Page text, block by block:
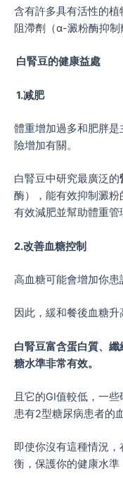
含有許多具有活性的
阻滯劑（ɑ-澱粉酶抑制
白腎豆的健康益處
1.减肥
體重增加過多和肥胖
險增加有關。
白腎豆中研究最廣泛的
酶），能有效抑制澱粉
有效減肥並幫助體重管
2.改善血糖控制
高血糖可能會增加你患
因此，緩和餐後血糖升
白腎豆富含蛋白質、
糖水準非常有效。
且它的GI值較低，一
患有2型糖尿病患者的
即使你沒有這種情況
衡，保護你的健康水準